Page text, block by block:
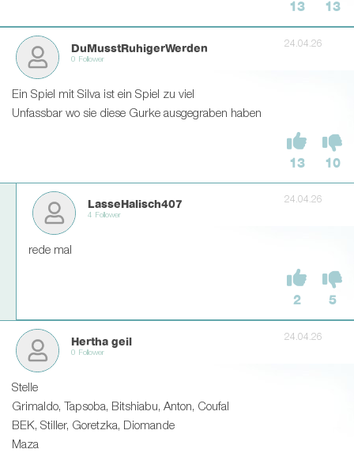
13 13
DuMusstRuhigerWerden
0 Follower
24.04.26
Ein Spiel mit Silva ist ein Spiel zu viel
Unfassbar wo sie diese Gurke ausgegraben haben
13 10
LasseHalisch407
4 Follower
24.04.26
rede mal
2 5
Hertha geil
0 Follower
24.04.26
Stelle
Grimaldo, Tapsoba, Bitshiabu, Anton, Coufal
BEK, Stiller, Goretzka, Diomande
Maza